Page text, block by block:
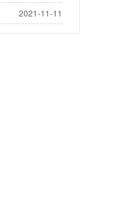
2021-11-11